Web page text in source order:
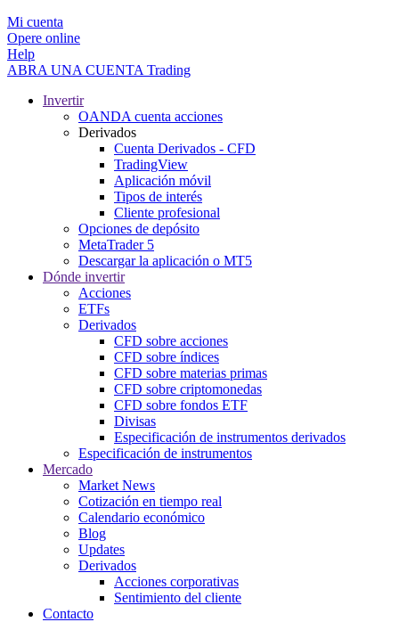
Mi cuenta
Opere online
Help
ABRA UNA CUENTA Trading
Invertir
OANDA cuenta acciones
Derivados
Cuenta Derivados - CFD
TradingView
Aplicación móvil
Tipos de interés
Cliente profesional
Opciones de depósito
MetaTrader 5
Descargar la aplicación o MT5
Dónde invertir
Acciones
ETFs
Derivados
CFD sobre acciones
CFD sobre índices
CFD sobre materias primas
CFD sobre criptomonedas
CFD sobre fondos ETF
Divisas
Especificación de instrumentos derivados
Especificación de instrumentos
Mercado
Market News
Cotización en tiempo real
Calendario económico
Blog
Updates
Derivados
Acciones corporativas
Sentimiento del cliente
Contacto